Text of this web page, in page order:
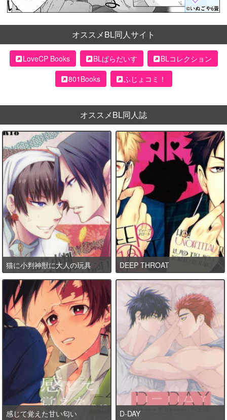
オススメBL同人サイト
LoveCP Books BLぱらだいす
BLコレクション
801Books
ふじょコミ！
オススメBL同人誌
猫に小判神獣に大人の玩具 DEEP THROAT
感じて覚えた甘い匂い D-DAY